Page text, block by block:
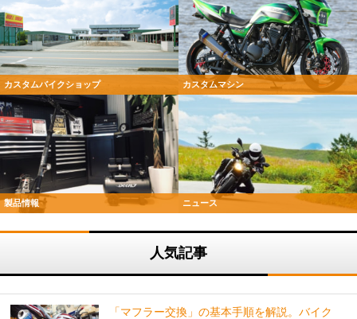
カスタムバイクショップ カスタムマシン
製品情報 ニュース
人気記事
「マフラー交換」の基本手順を解説。バイク